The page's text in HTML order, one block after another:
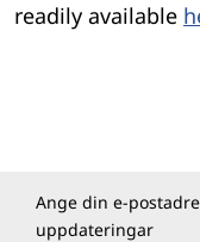
readily available
Ange din e-
uppdateringar